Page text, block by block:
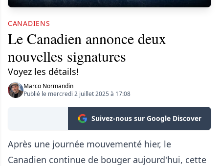
CANADIENS
Le Canadien annonce deux
nouvelles signatures
Voyez les détails!
Marco Normandin
Publié le mercredi 2 juillet 2025 à 17:08
Suivez-nous sur Google Discover
Après une journée mouvementé hier, le
Canadien continue de bouger aujourd'hui, cette